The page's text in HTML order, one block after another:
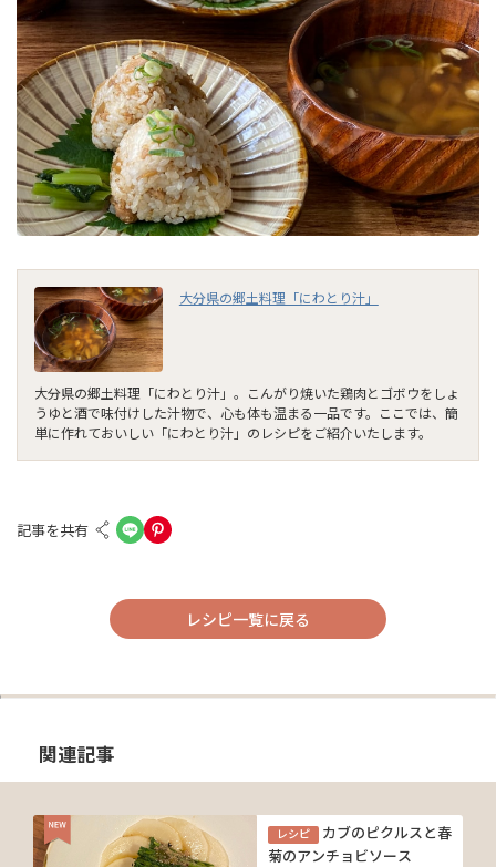
大分県の郷土料理「にわとり汁」
大分県の郷土料理「にわとり汁」。こんがり焼いた鶏肉とゴボウをしょ
うゆと酒で味付けした汁物で、心も体も温まる一品です。ここでは、簡
単に作れておいしい「にわとり汁」のレシピをご紹介いたします。
記事を共有
レシピ一覧に戻る
関連記事
レシピ
カブのピクルスと春
菊のアンチョビソース